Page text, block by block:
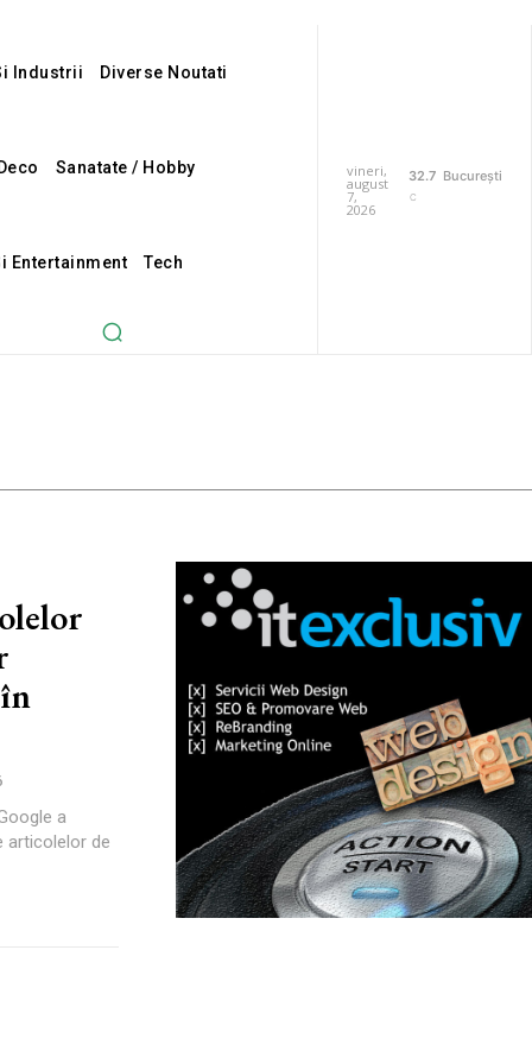
Industrii Diverse Noutati
Sanatate / Hobby
Entertainment Tech
vineri,
august
7,
2026
32.7
C
București
a
articolelor de